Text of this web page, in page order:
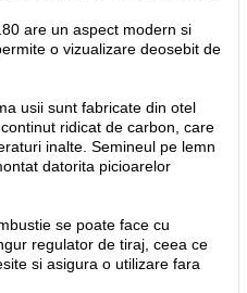
are un aspect modern si
o vizualizare deosebit de
usii sunt fabricate din otel
ridicat de carbon, care
inalte. Semineul pe lemn
datorita picioarelor
se poate face cu
regulator de tiraj, ceea ce
si asigura o utilizare fara